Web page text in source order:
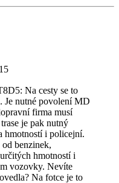
Na cesty se to
Je nutné povolení MD
firma musí
je pak nutný
hmotností i policejní.
benzinek,
hmotností i
vozovky. Nevíte
Na fotce je to